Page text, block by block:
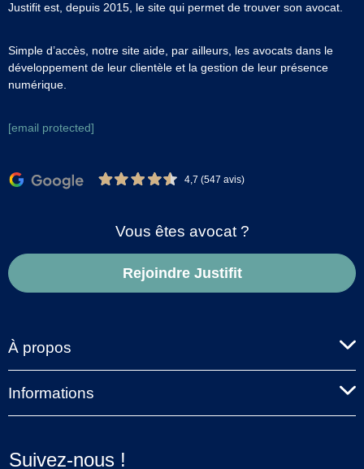
Justifit est, depuis 2015, le site qui permet de trouver son avocat.
Simple d’accès, notre site aide, par ailleurs, les avocats dans le
développement de leur clientèle et la gestion de leur présence
numérique.
[email protected]
4,7 (547 avis)
Vous êtes avocat ?
Rejoindre Justifit
À propos
Informations
Suivez-nous !